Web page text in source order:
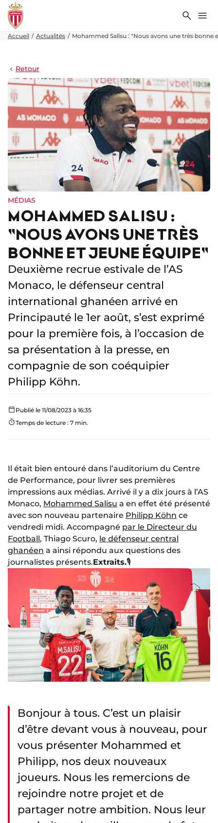
Accueil Actualités Mohammed Salisu : "Nous avons une très bonne
Retour
MÉDIAS
MOHAMMED SALISU :
"NOUS AVONS UNE TRÈS
BONNE ET JEUNE ÉQUIPE"
Deuxième recrue estivale de l’AS
Monaco, le défenseur central
international ghanéen arrivé en
Principauté le 1er août, s’est exprimé
pour la première fois, à l’occasion de
sa présentation à la presse, en
compagnie de son coéquipier
Philipp Köhn.
Publié le 11/08/2023 à 16:35
Temps de lecture : 7 min.
Il était bien entouré dans l’auditorium du Centre
de Performance, pour livrer ses premières
impressions aux médias. Arrivé il y a dix jours à l’AS
Monaco, Mohammed Salisu a en effet été présenté
avec son nouveau partenaire Philipp Köhn ce
vendredi midi. Accompagné par le Directeur du
Football, Thiago Scuro, le défenseur central
ghanéen a ainsi répondu aux questions des
journalistes présents.Extraits.🎙
Bonjour à tous. C’est un plaisir
d’être devant vous à nouveau, pour
vous présenter Mohammed et
Philipp, nos deux nouveaux
joueurs. Nous les remercions de
rejoindre notre projet et de
partager notre ambition. Nous leur